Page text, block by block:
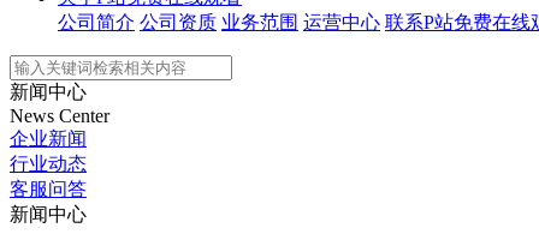
公司简介 公司资质 业务范围 运营中心 联系P站免费在线
新闻中心
News Center
企业新闻
行业动态
客服问答
新闻中心